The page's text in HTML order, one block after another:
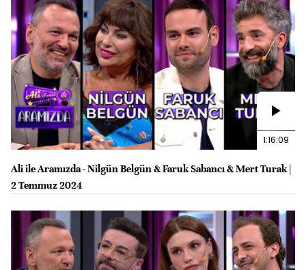
1:16:09
Ali ile Aramızda - Nilgün Belgün & Faruk Sabancı & Mert Turak |
2 Temmuz 2024